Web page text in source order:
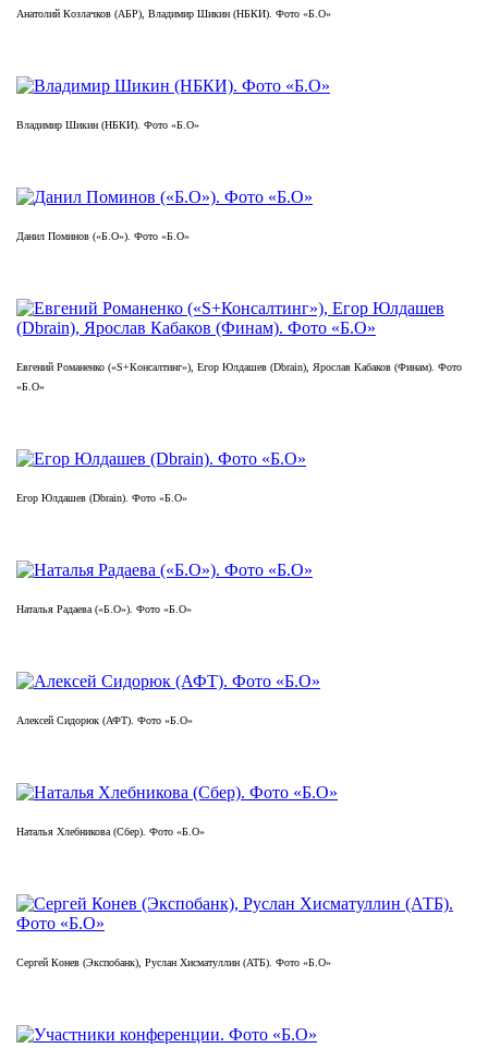
Анатолий Козлачков (АБР), Владимир Шикин (НБКИ). Фото «Б.О»
Владимир Шикин (НБКИ). Фото «Б.О»
Данил Поминов («Б.О»). Фото «Б.О»
Евгений Романенко («S+Консалтинг»), Егор Юлдашев (Dbrain), Ярослав Кабаков (Финам). Фото
«Б.О»
Егор Юлдашев (Dbrain). Фото «Б.О»
Наталья Радаева («Б.О»). Фото «Б.О»
Алексей Сидорюк (АФТ). Фото «Б.О»
Наталья Хлебникова (Сбер). Фото «Б.О»
Сергей Конев (Экспобанк), Руслан Хисматуллин (АТБ). Фото «Б.О»